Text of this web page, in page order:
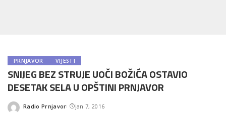
PRNJAVOR VIJESTI
SNIJEG BEZ STRUJE UOČI BOŽIĆA OSTAVIO
DESETAK SELA U OPŠTINI PRNJAVOR
Posted
Radio Prnjavor jan 7, 2016